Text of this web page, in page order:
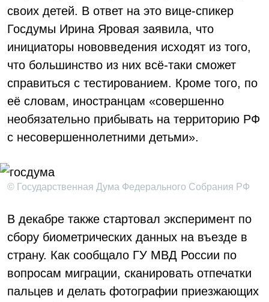
своих детей. В ответ на это вице-спикер
Госдумы Ирина Яровая заявила, что
инициаторы нововведения исходят из того,
что большинство из них всё-таки сможет
справиться с тестированием. Кроме того, по
её словам, иностранцам «совершенно
необязательно прибывать на территорию РФ
с несовершеннолетними детьми».
© Государственная Дума Федерального Собрания РФ
В декабре также стартовал эксперимент по
сбору биометрических данных на въезде в
страну. Как сообщало ГУ МВД России по
вопросам миграции, сканировать отпечатки
пальцев и делать фотографии приезжающих